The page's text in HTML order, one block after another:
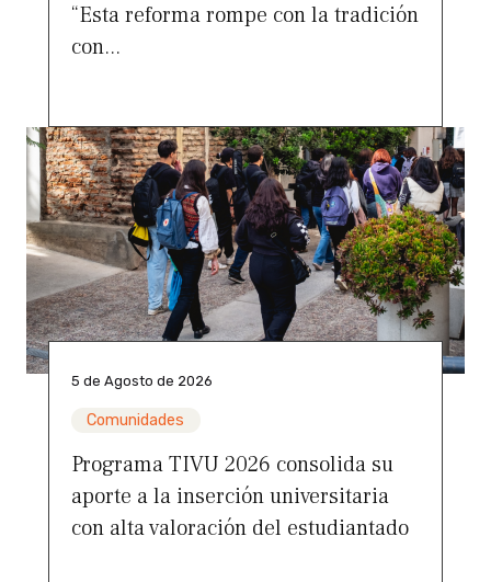
“Esta reforma rompe con la tradición
con...
5 de Agosto de 2026
Comunidades
Programa TIVU 2026 consolida su
aporte a la inserción universitaria
con alta valoración del estudiantado